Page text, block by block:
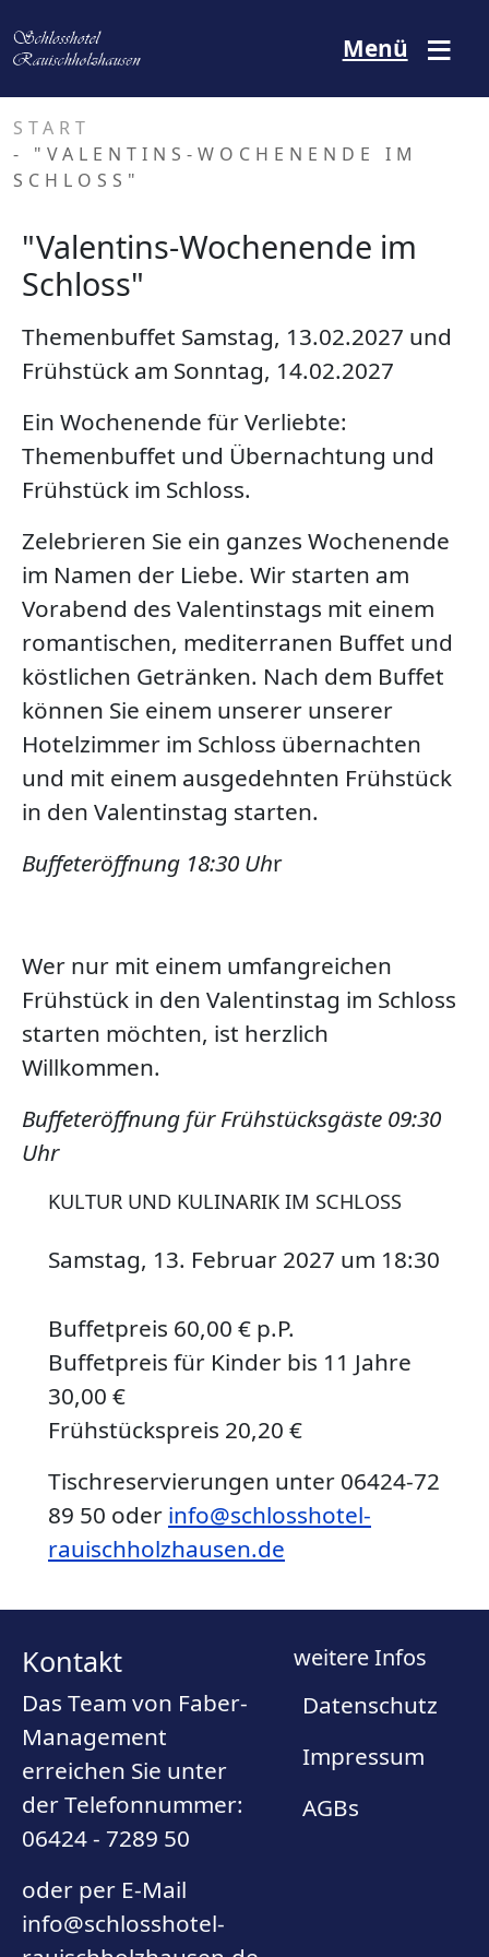
Menü
START
- "VALENTINS-WOCHENENDE IM
SCHLOSS"
"Valentins-Wochenende im
Schloss"
Themenbuffet Samstag, 13.02.2027 und
Frühstück am Sonntag, 14.02.2027
Ein Wochenende für Verliebte:
Themenbuffet und Übernachtung und
Frühstück im Schloss.
Zelebrieren Sie ein ganzes Wochenende
im Namen der Liebe. Wir starten am
Vorabend des Valentinstags mit einem
romantischen, mediterranen Buffet und
köstlichen Getränken. Nach dem Buffet
können Sie einem unserer unserer
Hotelzimmer im Schloss übernachten
und mit einem ausgedehnten Frühstück
in den Valentinstag starten.
Buffeteröffnung 18:30 Uhr
Wer nur mit einem umfangreichen
Frühstück in den Valentinstag im Schloss
starten möchten, ist herzlich
Willkommen.
Buffeteröffnung für Frühstücksgäste 09:30
Uhr
KULTUR UND KULINARIK IM SCHLOSS
Samstag, 13. Februar 2027 um 18:30
Buffetpreis 60,00 € p.P.
Buffetpreis für Kinder bis 11 Jahre
30,00 €
Frühstückspreis 20,20 €
Tischreservierungen unter 06424-72
89 50 oder info@schlosshotel-
rauischholzhausen.de
Kontakt
Das Team von Faber-
Management
erreichen Sie unter
der Telefonnummer:
06424 - 7289 50
oder per E-Mail
info@schlosshotel-
weitere Infos
Datenschutz
Impressum
AGBs